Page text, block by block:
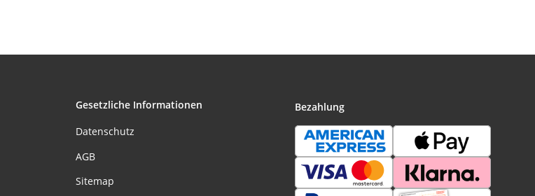
Gesetzliche Informationen
Datenschutz
AGB
Sitemap
Bezahlung